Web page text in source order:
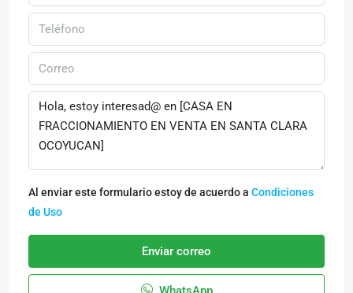
Al enviar este formulario estoy de acuerdo a Condiciones
de Uso
Enviar correo